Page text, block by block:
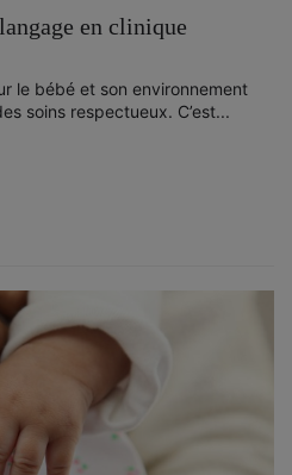
en clinique
le bébé et son environnement
soins respectueux. C’est...